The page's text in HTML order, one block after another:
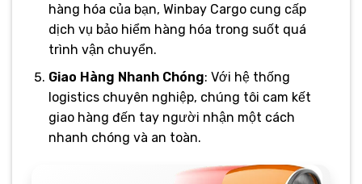
hàng hóa của bạn, Winbay Cargo cung cấp
dịch vụ bảo hiểm hàng hóa trong suốt quá
trình vận chuyển.
Giao Hàng Nhanh Chóng: Với hệ thống
logistics chuyên nghiệp, chúng tôi cam kết
giao hàng đến tay người nhận một cách
nhanh chóng và an toàn.